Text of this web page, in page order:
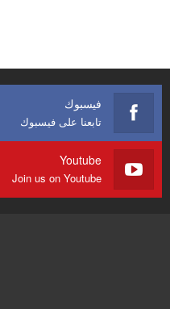
فيسبوك
تابعنا على فيسبوك
Youtube
Join us on Youtube